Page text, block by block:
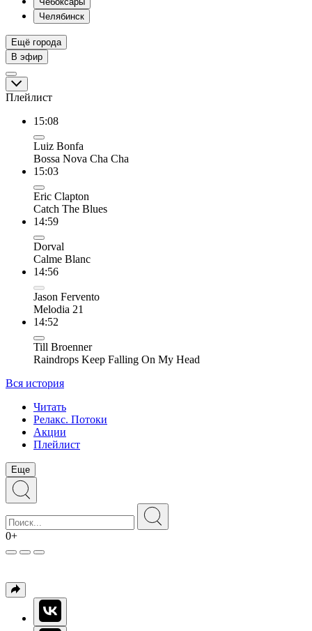
Челябинск
Ещё города
В эфир
Плейлист
15:08
Luiz Bonfa
Bossa Nova Cha Cha
15:03
Eric Clapton
Catch The Blues
14:59
Dorval
Calme Blanc
14:56
Jason Fervento
Melodia 21
14:52
Till Broenner
Raindrops Keep Falling On My Head
Вся история
Читать
Релакс. Потоки
Акции
Плейлист
Еще
0+